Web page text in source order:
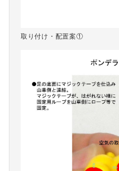
取り付け・配置案①